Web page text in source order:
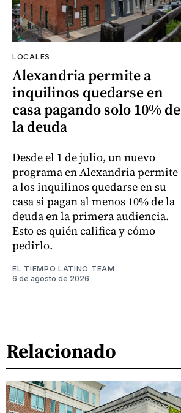
LOCALES
Alexandria permite a
inquilinos quedarse en
casa pagando solo 10% de
la deuda
Desde el 1 de julio, un nuevo
programa en Alexandria permite
a los inquilinos quedarse en su
casa si pagan al menos 10% de la
deuda en la primera audiencia.
Esto es quién califica y cómo
pedirlo.
EL TIEMPO LATINO TEAM
6 de agosto de 2026
Relacionado